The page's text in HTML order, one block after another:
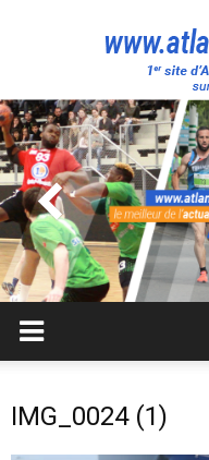
IMG_0024 (1)